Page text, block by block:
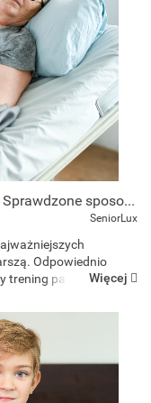
Jak aktywizować seniorów leżących? Sprawdzone sposoby i pomoce terapeutyczne
SeniorLux
Odpowiednio
trening pamięciWięcej